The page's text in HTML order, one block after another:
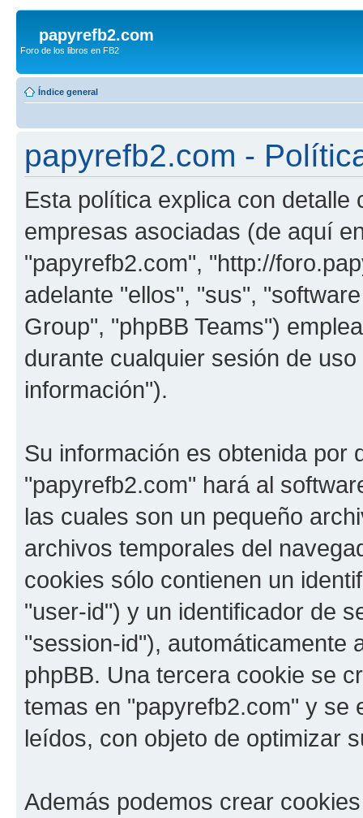
papyrefb2.com
Foro de los libros en FB2
Índice general
papyrefb2.com -
Esta política explica con
empresas asociadas (de aquí
"papyrefb2.com", "http://
adelante "ellos", "sus",
Group", "phpBB Teams")
durante cualquier sesión de
información").
Su información es obtenida por
"papyrefb2.com" hará al
las cuales son un pequeño
archivos temporales del
cookies sólo contienen un
"user-id") y un identificador de
"session-id"), automáticamente
phpBB. Una tercera cookie se
temas en "papyrefb2.com" y se
leídos, con objeto de optimizar
Además podemos crear